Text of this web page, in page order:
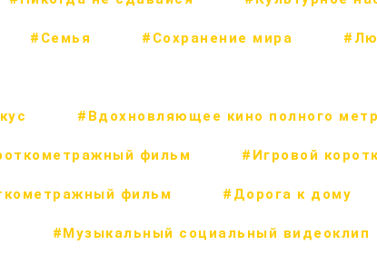
#Семья #Сохранение мира
#Вдохновляющее кино полного
фильм #Игровой
фильм #Дорога к дому
#Музыкальный социальный видеоклип